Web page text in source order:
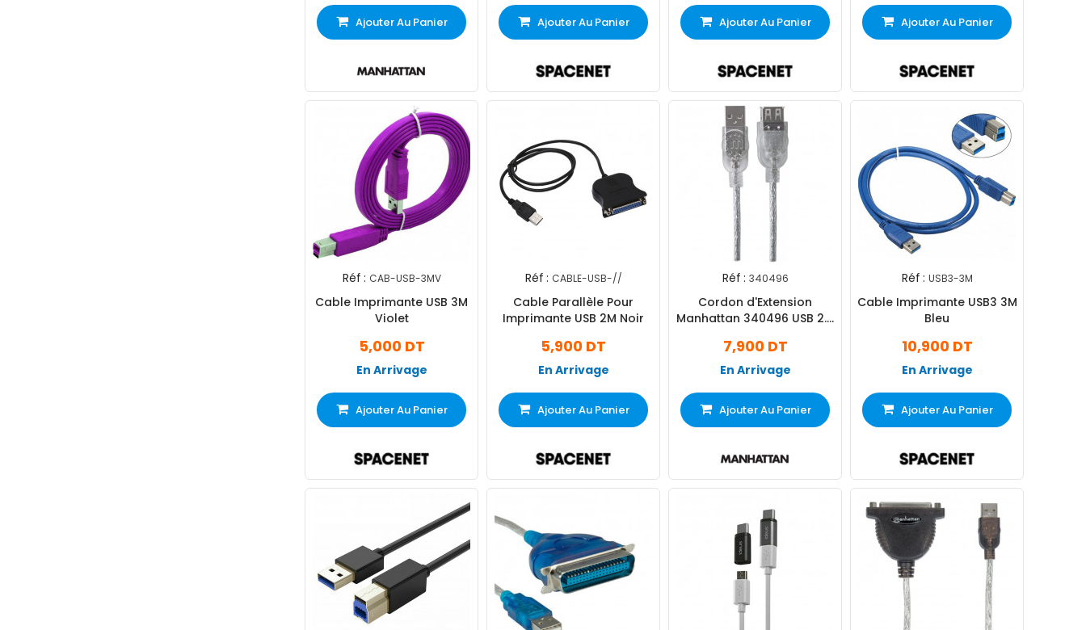
Ajouter Au Panier Ajouter Au Panier Ajouter Au Panier Ajouter Au Panier
Réf : CAB-USB-3MV
Cable Imprimante USB 3M
Violet
5,000 DT
En Arrivage
Ajouter Au Panier
Réf : CABLE-USB-//
Cable Parallèle Pour
Imprimante USB 2M Noir
5,900 DT
En Arrivage
Ajouter Au Panier
Réf : 340496
Cordon d'Extension
Manhattan 340496 USB 2.0
7,900 DT
En Arrivage
Ajouter Au Panier
Réf : USB3-3M
Cable Imprimante USB3 3M
Bleu
10,900 DT
En Arrivage
Ajouter Au Panier